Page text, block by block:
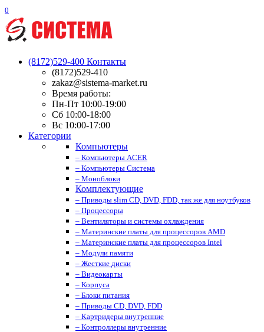
0
(8172)529-400 Контакты
(8172)529-410
zakaz@sistema-market.ru
Время работы:
Пн-Пт 10:00-19:00
Сб 10:00-18:00
Вс 10:00-17:00
Категории
Компьютеры
– Компьютеры ACER
– Компьютеры Система
– Моноблоки
Комплектующие
– Приводы slim CD, DVD, FDD, так же для ноутбуков
– Процессоры
– Вентиляторы и системы охлаждения
– Материнские платы для процессоров AMD
– Материнские платы для процессоров Intel
– Модули памяти
– Жесткие диски
– Видеокарты
– Корпуса
– Блоки питания
– Приводы CD, DVD, FDD
– Картридеры внутренние
– Контроллеры внутренние